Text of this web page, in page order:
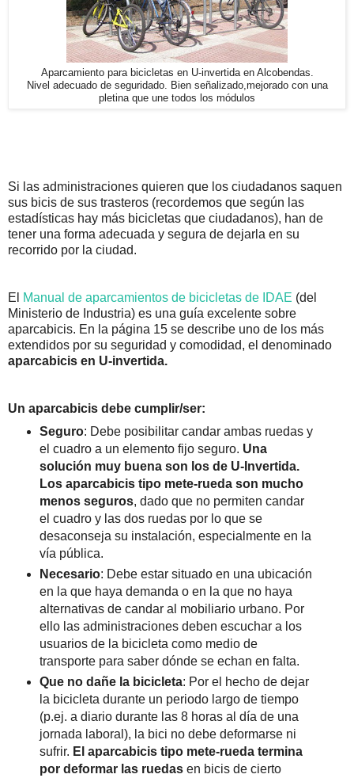
Aparcamiento para bicicletas en U-invertida en Alcobendas.
Nivel adecuado de seguridado. Bien señalizado,mejorado con una
pletina que une todos los módulos
Si las administraciones quieren que los ciudadanos saquen
sus bicis de sus trasteros (recordemos que según las
estadísticas hay más bicicletas que ciudadanos), han de
tener una forma adecuada y segura de dejarla en su
recorrido por la ciudad.
El Manual de aparcamientos de bicicletas de IDAE (del
Ministerio de Industria) es una guía excelente sobre
aparcabicis. En la página 15 se describe uno de los más
extendidos por su seguridad y comodidad, el denominado
aparcabicis en U-invertida.
Un aparcabicis debe cumplir/ser:
Seguro: Debe posibilitar candar ambas ruedas y
el cuadro a un elemento fijo seguro. Una
solución muy buena son los de U-Invertida.
Los aparcabicis tipo mete-rueda son mucho
menos seguros, dado que no permiten candar
el cuadro y las dos ruedas por lo que se
desaconseja su instalación, especialmente en la
vía pública.
Necesario: Debe estar situado en una ubicación
en la que haya demanda o en la que no haya
alternativas de candar al mobiliario urbano. Por
ello las administraciones deben escuchar a los
usuarios de la bicicleta como medio de
transporte para saber dónde se echan en falta.
Que no dañe la bicicleta: Por el hecho de dejar
la bicicleta durante un periodo largo de tiempo
(p.ej. a diario durante las 8 horas al día de una
jornada laboral), la bici no debe deformarse ni
sufrir. El aparcabicis tipo mete-rueda termina
por deformar las ruedasen bicis de cierto